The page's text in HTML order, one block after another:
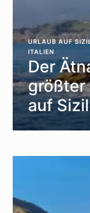
URLAUB AUF
ITALIEN
Der
größter
auf